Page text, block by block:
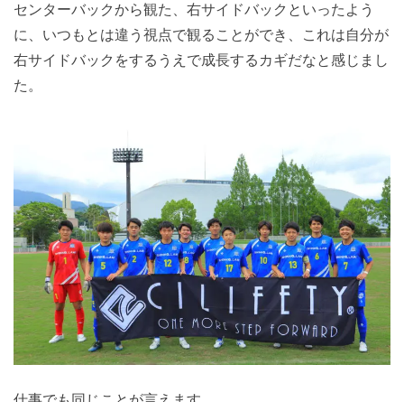
センターバックから観た、右サイドバックといったよう
に、いつもとは違う視点で観ることができ、これは自分が
右サイドバックをするうえで成長するカギだなと感じまし
た。